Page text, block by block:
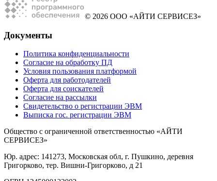
© 2026 ООО «АЙТИ СЕРВИСЕЗ»
Документы
Политика конфиденциальности
Согласие на обработку ПД
Условия пользования платформой
Оферта для работодателей
Оферта для соискателей
Согласие на рассылки
Свидетельство о регистрации ЭВМ
Выписка гос. регистрации ЭВМ
Общество с ограниченной ответственностью «АЙТИ
СЕРВИСЕЗ»
Юр. адрес: 141273, Московская обл, г. Пушкино, деревня
Григорково, тер. Вишни-Григорково, д 21